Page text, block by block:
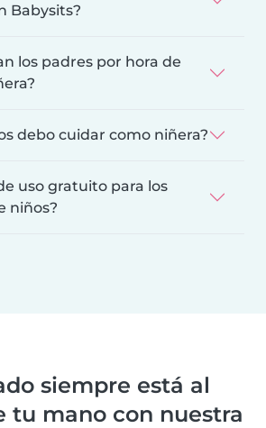
Babysits?
los padres por hora de
debo cuidar como niñera?
uso gratuito para los
niños?
siempre está al
tu mano con nuestra